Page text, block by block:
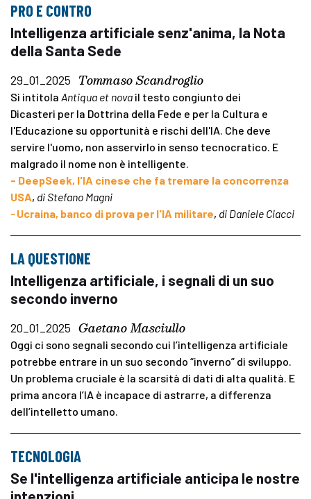
PRO E CONTRO
Intelligenza artificiale senz'anima, la Nota
della Santa Sede
29_01_2025 Tommaso Scandroglio
Si intitola Antiqua et nova il testo congiunto dei
Dicasteri per la Dottrina della Fede e per la Cultura e
l'Educazione su opportunità e rischi dell'IA. Che deve
servire l'uomo, non asservirlo in senso tecnocratico. E
malgrado il nome non è intelligente.
- DeepSeek, l'IA cinese che fa tremare la concorrenza
USA, di Stefano Magni
-Ucraina, banco di prova per l'IA militare, di Daniele Ciacci
LA QUESTIONE
Intelligenza artificiale, i segnali di un suo
secondo inverno
20_01_2025 Gaetano Masciullo
Oggi ci sono segnali secondo cui l’intelligenza artificiale
potrebbe entrare in un suo secondo “inverno” di sviluppo.
Un problema cruciale è la scarsità di dati di alta qualità. E
prima ancora l’IA è incapace di astrarre, a differenza
dell’intelletto umano.
TECNOLOGIA
Se l'intelligenza artificiale anticipa le nostre